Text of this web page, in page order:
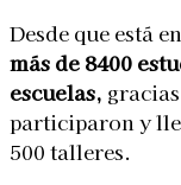
Desde que está
más de 8400
escuelas,
participaron y
500 talleres.